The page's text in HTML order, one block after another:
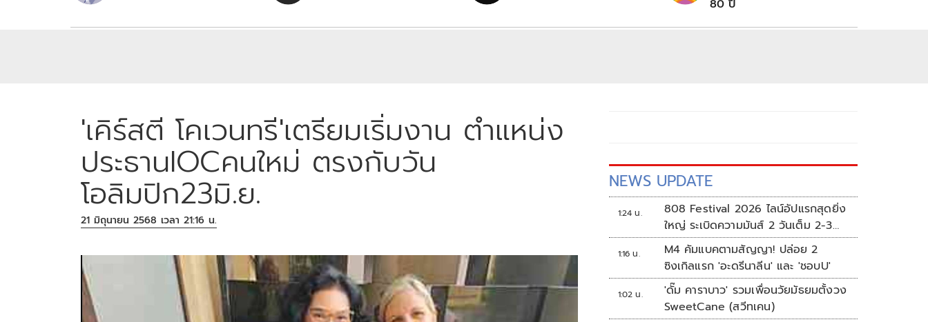
80 ปี
'เคิร์สตี โคเวนทรี'เตรียมเริ่มงาน ตำแหน่ง
ประธานIOCคนใหม่ ตรงกับวัน
โอลิมปิก23มิ.ย.
21 มิถุนายน 2568 เวลา 21:16 น.
NEWS UPDATE
1:24 น.
808 Festival 2026 ไลน์อัปแรกสุดยิ่ง
ใหญ่ ระเบิดความมันส์ 2 วันเต็ม 2-3
ต.ค.นี้
1:16 น.
M4 คัมแบคตามสัญญา! ปล่อย 2
ซิงเกิลแรก 'อะดรีนาลีน' และ 'ชอบU'
1:02 น.
'ดั๊ม คาราบาว' รวมเพื่อนวัยมัธยมตั้งวง
SweetCane (สวีทเคน)